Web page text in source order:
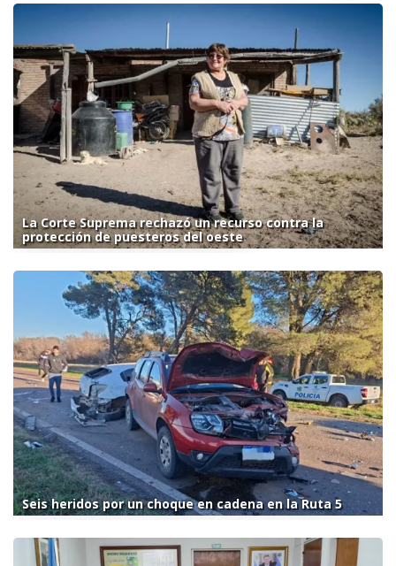
La Corte Suprema rechazó un recurso contra la
protección de puesteros del oeste
Seis heridos por un choque en cadena en la Ruta 5